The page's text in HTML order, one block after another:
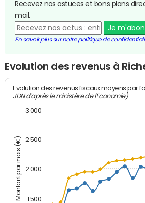
Recevez nos astuces et bons plans
mail.
Je
En savoir plus sur notre politique de
Evolution des revenus à
Montant par mois (€)
Evolution des revenus fiscaux moyens par
JDN d'après le ministère de l'Economie)
1 500
2 000
2 500
3 000